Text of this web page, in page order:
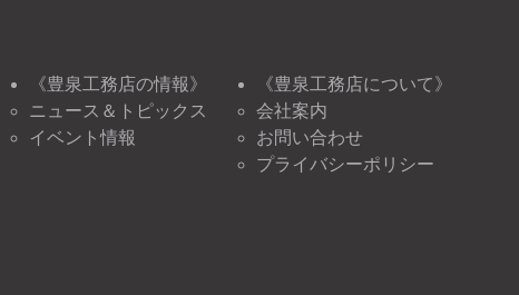
《豊泉工務店の情報》
ニュース＆トピックス
イベント情報
《豊泉工務店について》
会社案内
お問い合わせ
プライバシーポリシー